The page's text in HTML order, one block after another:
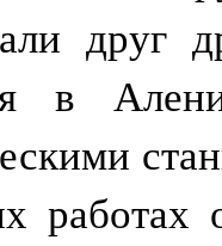
друг
в
работах